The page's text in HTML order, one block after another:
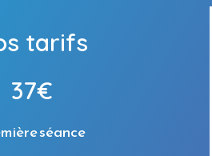
tarifs
37€
séance